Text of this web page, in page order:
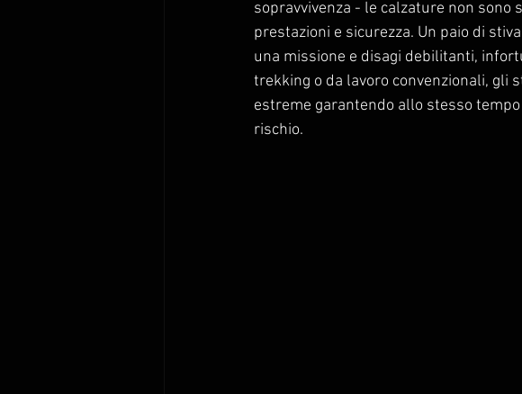
sopravvivenza - le calzature non
prestazioni e sicurezza. Un paio di
una missione e disagi debilitanti,
trekking o da lavoro convenzionali,
estreme garantendo allo stesso
rischio.